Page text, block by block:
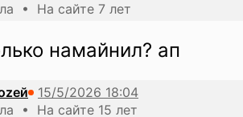
• На сайте 7 лет
намайнил? ап
• На сайте 15 лет